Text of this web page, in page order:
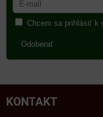
Chcem sa prihlásiť k
Odoberať
KONTAKT